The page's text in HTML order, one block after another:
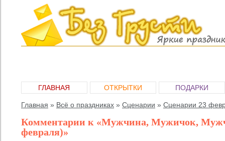
ГЛАВНАЯ ОТКРЫТКИ ПОДАРКИ
Главная » Всё о праздниках » Сценарии » Сценарии 23
Комментарии к «Мужчина, Мужичок,
февраля)»